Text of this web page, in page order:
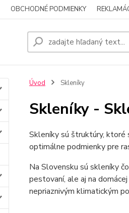
OBCHODNÉ PODMIENKY
Úvod Skleníky
Skleníky -
Skleníky sú štruktúry, ktoré
optimálne podmienky pre
Na Slovensku sú skleníky
pestovaní, ale aj na
nepriaznivým klimatickým